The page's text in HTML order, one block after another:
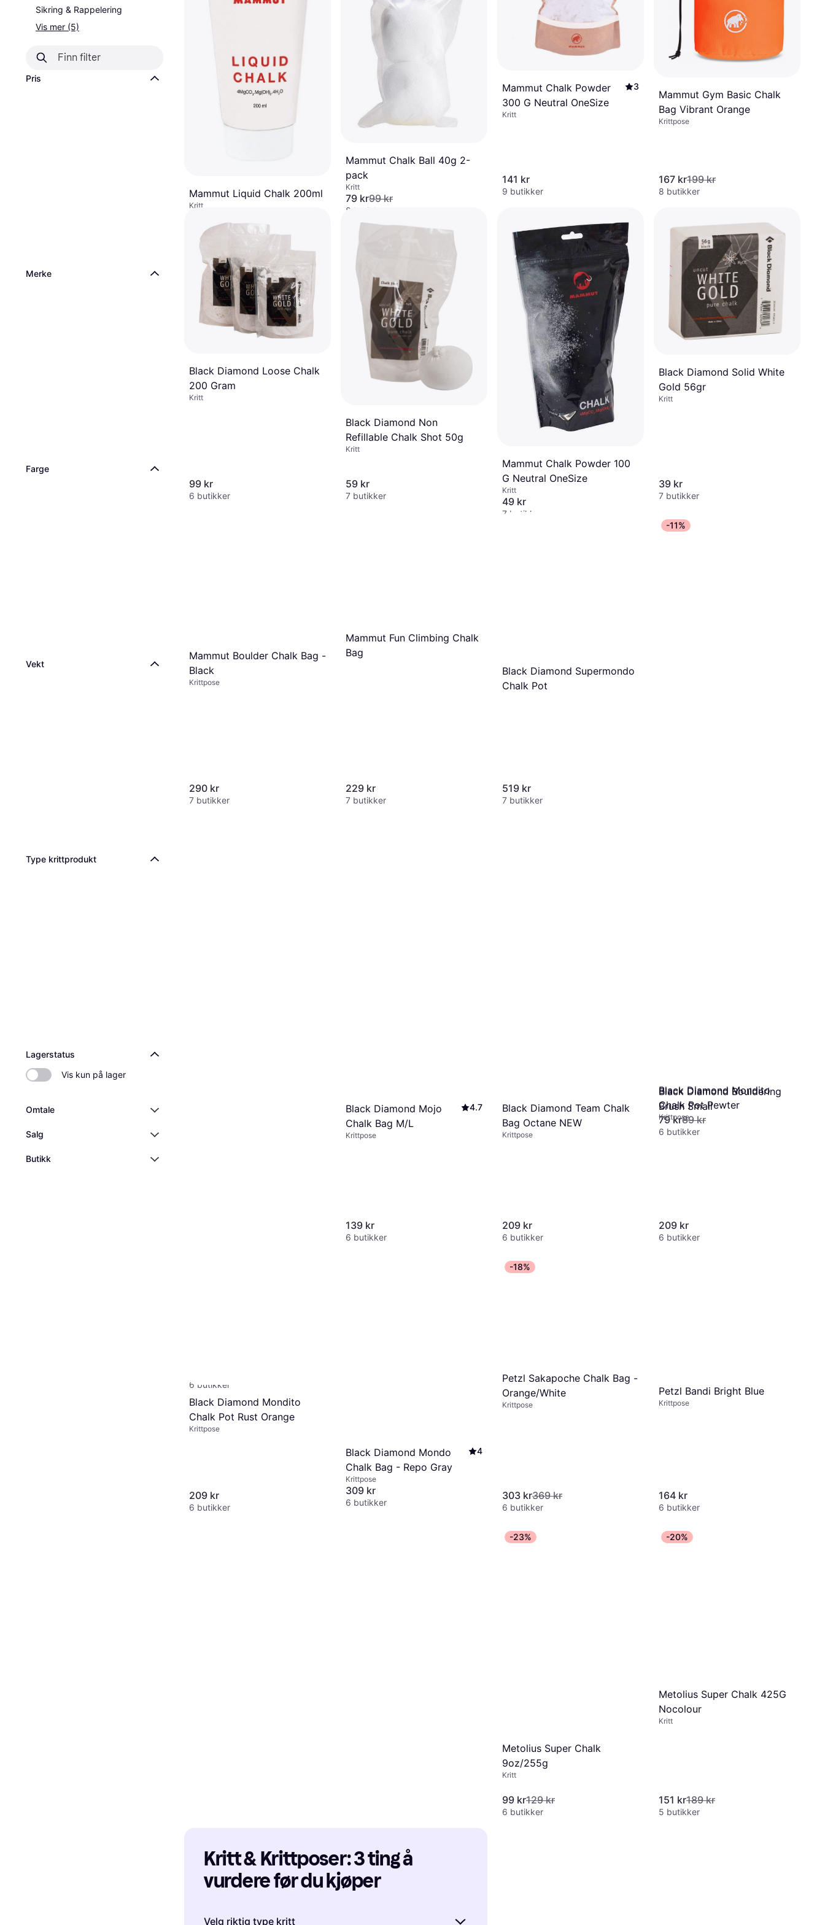
Sikring & Rappelering
Vis mer (5)
Pris
Merke
Farge
Vekt
Type krittprodukt
Lagerstatus
Vis kun på lager
Omtale
Salg
Butikk
Mammut Liquid Chalk 200ml
Kritt
9+ butikker
Mammut Chalk Ball 40g 2-
pack
Kritt
79 kr99 kr
8 butikker
Mammut Chalk Powder
300 G Neutral OneSize
3
Kritt
141 kr
9 butikker
Mammut Gym Basic Chalk
Bag Vibrant Orange
Krittpose
167 kr199 kr
8 butikker
Black Diamond Loose Chalk
200 Gram
Kritt
99 kr
6 butikker
Black Diamond Non
Refillable Chalk Shot 50g
Kritt
59 kr
7 butikker
Mammut Chalk Powder 100
G Neutral OneSize
Kritt
49 kr
7 butikker
Black Diamond Solid White
Gold 56gr
Kritt
39 kr
7 butikker
Mammut Boulder Chalk Bag -
Black
Krittpose
290 kr
7 butikker
Mammut Fun Climbing Chalk
Bag
229 kr
7 butikker
Black Diamond Supermondo
Chalk Pot
519 kr
7 butikker
-11%
Black Diamond Bouldering
Brush Small
79 kr89 kr
6 butikker
6 butikker
Black Diamond Mojo
Chalk Bag M/L
4.7
Krittpose
139 kr
6 butikker
Black Diamond Team Chalk
Bag Octane NEW
Krittpose
209 kr
6 butikker
Black Diamond Mondito
Chalk Pot Pewter
Krittpose
209 kr
6 butikker
Black Diamond Mondito
Chalk Pot Rust Orange
Krittpose
209 kr
6 butikker
Black Diamond Mondo
Chalk Bag - Repo Gray
4
Krittpose
309 kr
6 butikker
-18%
Petzl Sakapoche Chalk Bag -
Orange/White
Krittpose
303 kr369 kr
6 butikker
Petzl Bandi Bright Blue
Krittpose
164 kr
6 butikker
Black Diamond Bouldering
Brush
6 butikker
-23%
Metolius Super Chalk
9oz/255g
Kritt
99 kr129 kr
6 butikker
-20%
Metolius Super Chalk 425G
Nocolour
Kritt
151 kr189 kr
5 butikker
Kritt & Krittposer: 3 ting å
vurdere før du kjøper
Velg riktig type kritt